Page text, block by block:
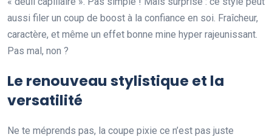
aussi filer un coup de boost à la confiance en soi. Fraîcheur,
caractère, et même un effet bonne mine hyper rajeunissant.
Pas mal, non ?
Le renouveau stylistique et la
versatilité
Ne te méprends pas, la coupe pixie ce n’est pas juste